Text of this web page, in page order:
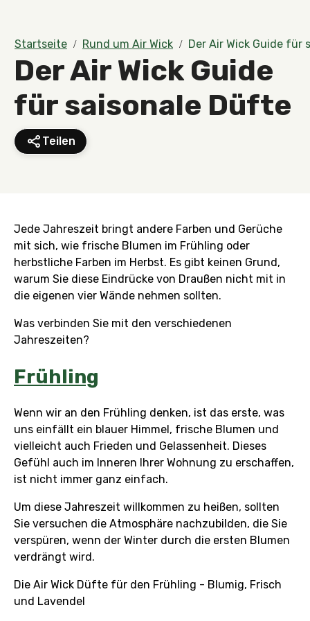
Startseite Rund um Air Wick Der Air Wick Guide für
Der Air Wick Guide
für saisonale Düfte
Teilen
Jede Jahreszeit bringt andere Farben und Gerüche
mit sich, wie frische Blumen im Frühling oder
herbstliche Farben im Herbst. Es gibt keinen Grund,
warum Sie diese Eindrücke von Draußen nicht mit in
die eigenen vier Wände nehmen sollten.
Was verbinden Sie mit den verschiedenen
Jahreszeiten?
Frühling
Wenn wir an den Frühling denken, ist das erste, was
uns einfällt ein blauer Himmel, frische Blumen und
vielleicht auch Frieden und Gelassenheit. Dieses
Gefühl auch im Inneren Ihrer Wohnung zu erschaffen,
ist nicht immer ganz einfach.
Um diese Jahreszeit willkommen zu heißen, sollten
Sie versuchen die Atmosphäre nachzubilden, die Sie
verspüren, wenn der Winter durch die ersten Blumen
verdrängt wird.
Die Air Wick Düfte für den Frühling - Blumig, Frisch
und Lavendel